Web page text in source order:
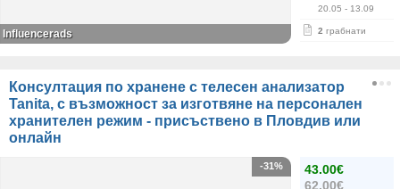
20.05 - 13.09
2 грабнати
Influencerads
Консултация по хранене с телесен анализатор
Tanitа, с възможност за изготвяне на персонален
хранителен режим - присъствено в Пловдив или
онлайн
43.00€
62.00€
-31%